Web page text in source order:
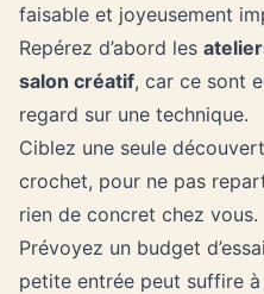
faisable et joyeusement
Repérez d’abord les
salon créatif, car ce sont
regard sur une technique.
Ciblez une seule
crochet, pour ne pas
rien de concret chez vous.
Prévoyez un budget
petite entrée peut suffire